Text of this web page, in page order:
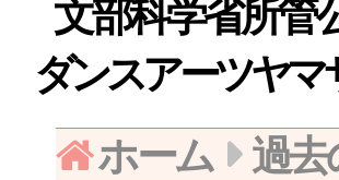
文部科学省所管
ダンスアーツヤマ
ホーム
過去